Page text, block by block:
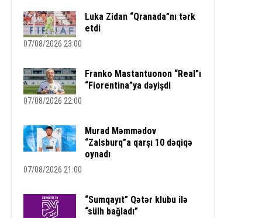
Luka Zidan “Qranada”nı tərk
etdi
07/08/2026 23:00
Franko Mastantuonon “Real”ı
“Fiorentina”ya dəyişdi
07/08/2026 22:00
Murad Məmmədov
“Zalsburq”a qarşı 10 dəqiqə
oynadı
07/08/2026 21:00
“Sumqayıt” Qətər klubu ilə
“sülh bağladı”